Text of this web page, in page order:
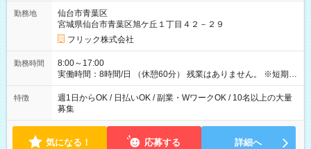
勤務地
仙台市青葉区
宮城県仙台市青葉区旭ケ丘１丁目４２－２９
フリック株式会社
勤務時間
8:00～17:00
実働時間：8時間/日 （休憩60分） 残業はありません。 ※短期の
募集は行っておりません。予めご了承くださいませ。
特徴
週1日からOK / 日払いOK / 副業・WワークOK / 10名以上の大量
募集
気になる！ 応募する 詳細へ